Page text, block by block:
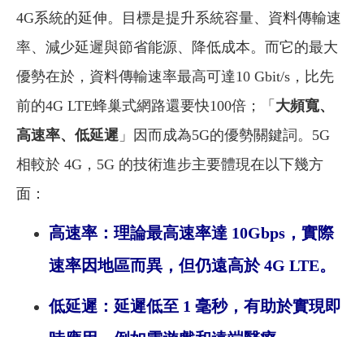
4G系統的延伸。目標是提升系統容量、資料傳輸速
率、減少延遲與節省能源、降低成本。 而它的最大
優勢在於，資料傳輸速率最高可達10 Gbit/s，比先
前的4G LTE蜂巢式網路還要快100倍；「 大頻寬、
高速率、低延遲 」因而成為5G的優勢關鍵詞。5G
相較於 4G，5G 的技術進步主要體現在以下幾方
面：
高速率：理論最高速率達 10Gbps，實際
速率因地區而異，但仍遠高於 4G LTE。
低延遲：延遲低至 1 毫秒，有助於實現即